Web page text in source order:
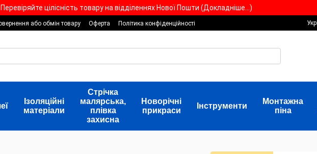
Перевіряйте цілісність товару на відділеннях Нової Пошти (Докладніше...)
або обмін товару Оферта Політика конфіденційності Укр
Ізоляційні
матеріали
Стрічка
малярська,
плівка
захисна
Новорічні
прикраси
Інструменти
Монтажна
піна